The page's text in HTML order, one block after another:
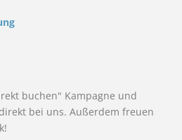
buchen" Kampagne und
bei uns. Außerdem freuen